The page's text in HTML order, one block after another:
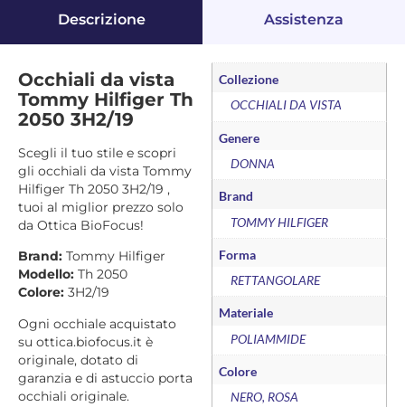
Descrizione Assistenza
Occhiali da vista
Tommy Hilfiger Th
2050 3H2/19
Scegli il tuo stile e scopri
gli occhiali da vista Tommy
Hilfiger Th 2050 3H2/19 ,
tuoi al miglior prezzo solo
da Ottica BioFocus!
Brand: Tommy Hilfiger
Modello: Th 2050
Colore: 3H2/19
Ogni occhiale acquistato
su ottica.biofocus.it è
originale, dotato di
garanzia e di astuccio porta
occhiali originale.
Collezione
OCCHIALI DA VISTA
Genere
DONNA
Brand
TOMMY HILFIGER
Forma
RETTANGOLARE
Materiale
POLIAMMIDE
Colore
NERO, ROSA